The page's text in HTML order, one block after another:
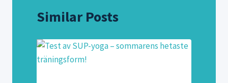
Similar Posts